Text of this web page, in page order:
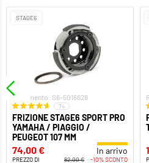
STAGE6
Riferimento: S6-5016628
74
FRIZIONE STAGE6 SPORT PRO
YAMAHA / PIAGGIO /
PEUGEOT 107 MM
74,00 € In arrivo
PREZZO DI
82,00 € -10% SCONTO